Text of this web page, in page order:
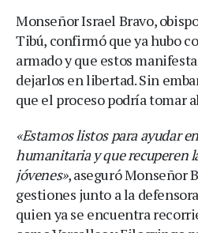
Monseñor Israel Bravo,
Tibú, confirmó que ya hubo
armado y que estos
dejarlos en libertad. Sin
que el proceso podría tomar
«Estamos listos para ayudar
humanitaria y que recuperen
jóvenes», aseguró Monseñor
gestiones junto a la
quien ya se encuentra